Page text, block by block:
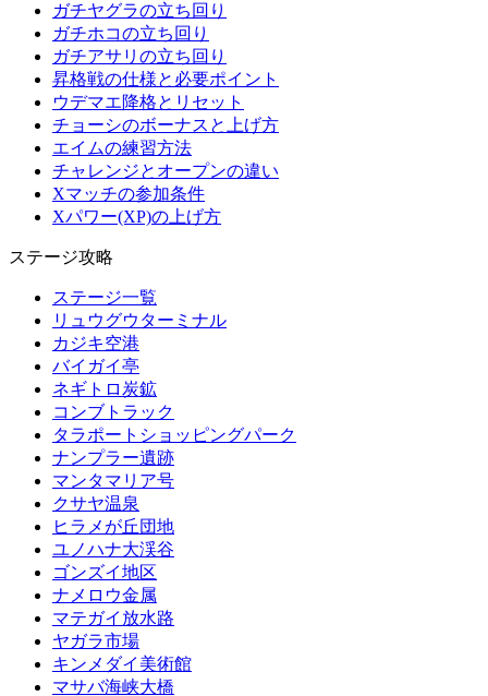
ガチヤグラの立ち回り
ガチホコの立ち回り
ガチアサリの立ち回り
昇格戦の仕様と必要ポイント
ウデマエ降格とリセット
チョーシのボーナスと上げ方
エイムの練習方法
チャレンジとオープンの違い
Xマッチの参加条件
Xパワー(XP)の上げ方
ステージ攻略
ステージ一覧
リュウグウターミナル
カジキ空港
バイガイ亭
ネギトロ炭鉱
コンブトラック
タラポートショッピングパーク
ナンプラー遺跡
マンタマリア号
クサヤ温泉
ヒラメが丘団地
ユノハナ大渓谷
ゴンズイ地区
ナメロウ金属
マテガイ放水路
ヤガラ市場
キンメダイ美術館
マサバ海峡大橋